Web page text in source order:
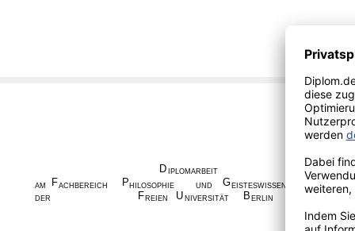
D IPLOMARBEIT
AM
FACHBEREICH PHILOSOPHIE UND G EISTESWISSENSCHAFTEN
DER
F REIEN U NIVERSITÄT B ERLIN